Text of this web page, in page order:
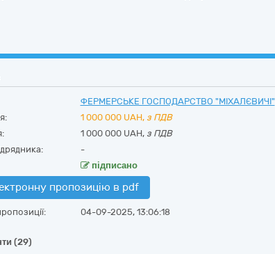
ФЕРМЕРСЬКЕ ГОСПОДАРСТВО "МІХАЛЄВИЧІ"
1 000 000 UAH, з ПДВ
1 000 000 UAH, з ПДВ
-
підписано
пропозицію в pdf
04-09-2025, 13:06:18
(29)